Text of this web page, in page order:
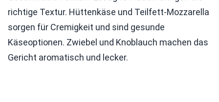
richtige Textur. Hüttenkäse und Teilfett-Mozzarella
sorgen für Cremigkeit und sind gesunde
Käseoptionen. Zwiebel und Knoblauch machen das
Gericht aromatisch und lecker.